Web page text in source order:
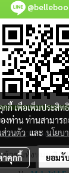
@belleboo
2017
ข้าชมทั้งหมด
กกี้ เพื่อเพิ่มประสิ
งท่าน ท่านสามาร
ส่วนตัว และ นโยบ
าคุกกี้ ยอมรั